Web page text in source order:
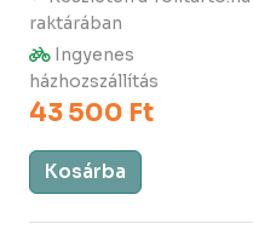
raktárában
Ingyenes
házhozszállítás
43 500 Ft
Kosárba